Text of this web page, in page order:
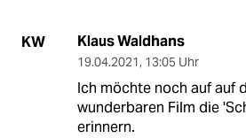
KW Klaus Waldhans
19.04.2021, 13:05 Uhr
Ich möchte noch auf auf
wunderbaren Film die
erinnern.